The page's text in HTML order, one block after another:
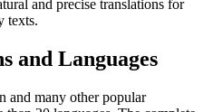
and precise translations for
texts.
and Languages
and many other popular